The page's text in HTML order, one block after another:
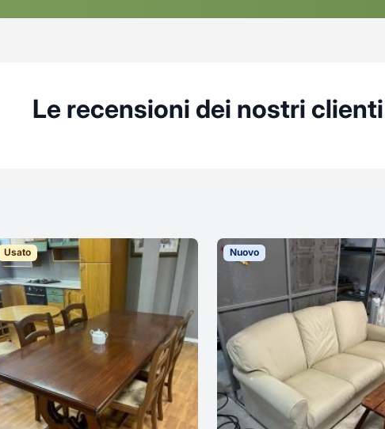
Le recensioni dei nostri clienti
Usato Nuovo